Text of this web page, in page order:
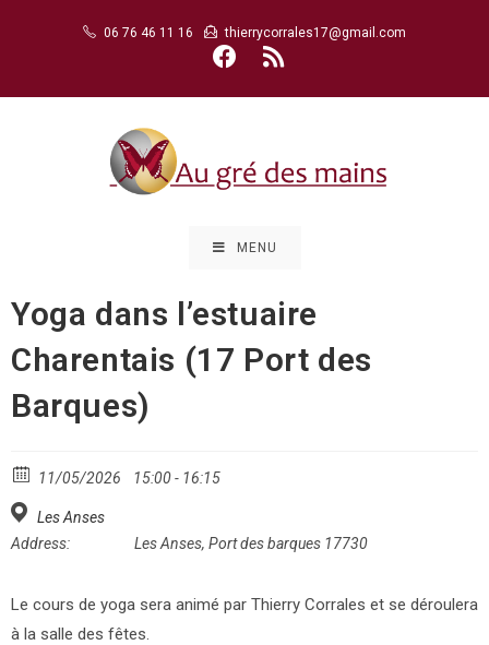
06 76 46 11 16 thierrycorrales17@gmail.com
MENU
Yoga dans l’estuaire
Charentais (17 Port des
Barques)
11/05/2026 15:00 - 16:15
Les Anses
Address:
Les Anses, Port des barques 17730
Le cours de yoga sera animé par Thierry Corrales et se déroulera
à la salle des fêtes.